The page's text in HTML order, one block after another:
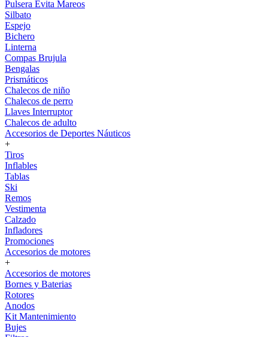
Pulsera Evita Mareos
Silbato
Espejo
Bichero
Linterna
Compas Brujula
Bengalas
Prismáticos
Chalecos de niño
Chalecos de perro
Llaves Interruptor
Chalecos de adulto
Accesorios de Deportes Náuticos
+
Tiros
Inflables
Tablas
Ski
Remos
Vestimenta
Calzado
Infladores
Promociones
Accesorios de motores
+
Accesorios de motores
Bornes y Baterias
Rotores
Anodos
Kit Mantenimiento
Bujes